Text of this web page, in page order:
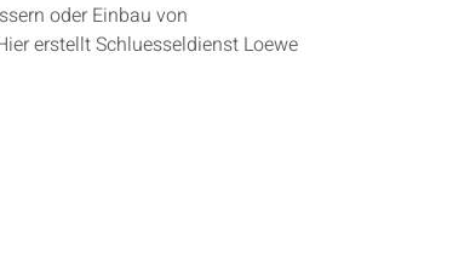
oder Einbau von
erstellt Schluesseldienst Loewe